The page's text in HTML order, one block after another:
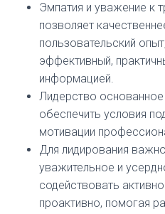
Эмпатия и уважение к
позволяет
пользовательский
эффективный,
информацией.
Лидерство
обеспечить условия
мотивации
Для лидирования
уважительное и
содействовать
проактивно, помогая